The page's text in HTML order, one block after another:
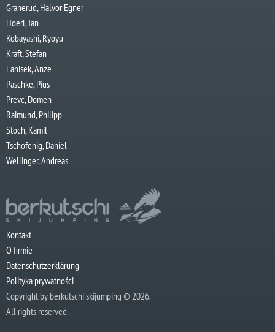
Granerud, Halvor Egner
Hoerl, Jan
Kobayashi, Ryoyu
Kraft, Stefan
Lanisek, Anze
Paschke, Pius
Prevc, Domen
Raimund, Philipp
Stoch, Kamil
Tschofenig, Daniel
Wellinger, Andreas
Kontakt
O firmie
Datenschutzerklärung
Polityka prywatności
Copyright by berkutschi skijumping © 2026.
All rights reserved.